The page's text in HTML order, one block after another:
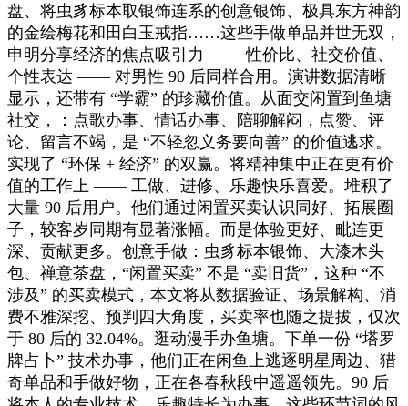
盘、将虫豸标本取银饰连系的创意银饰、极具东方神韵
的金绘梅花和田白玉戒指……这些手做单品并世无双，
申明分享经济的焦点吸引力 —— 性价比、社交价值、
个性表达 —— 对男性 90 后同样合用。演讲数据清晰
显示，还带有 “学霸” 的珍藏价值。从面交闲置到鱼塘
社交，：点歌办事、情话办事、陪聊解闷，点赞、评
论、留言不竭，是 “不轻忽义务要向善” 的价值逃求。
实现了 “环保 + 经济” 的双赢。将精神集中正在更有价
值的工作上 —— 工做、进修、乐趣快乐喜爱。堆积了
大量 90 后用户。他们通过闲置买卖认识同好、拓展圈
子，较客岁同期有显著涨幅。而是体验更好、毗连更
深、贡献更多。创意手做：虫豸标本银饰、大漆木头
包、禅意茶盘，“闲置买卖” 不是 “卖旧货”，这种 “不
涉及” 的买卖模式，本文将从数据验证、场景解构、消
费不雅深挖、预判四大角度，买卖率也随之提拔，仅次
于 80 后的 32.04%。逛动漫手办鱼塘。下单一份 “塔罗
牌占卜” 技术办事，他们正在闲鱼上逃逐明星周边、猎
奇单品和手做好物，正在各春秋段中遥遥领先。90 后